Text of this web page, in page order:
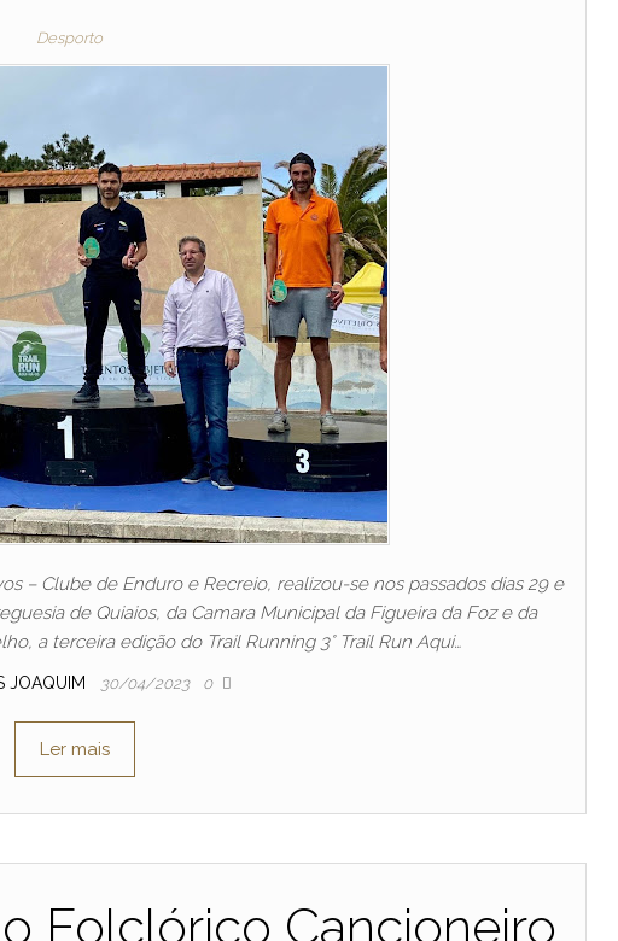
Desporto
– Clube de Enduro e Recreio, realizou-se nos passados dias 29 e
de Quiaios, da Camara Municipal da Figueira da Foz e da
a terceira edição do Trail Running 3° Trail Run Aqui…
JOAQUIM 30/04/2023 0
Ler mais
Folclórico Cancioneiro